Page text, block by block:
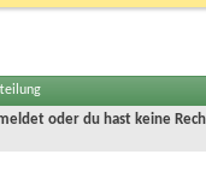
oder du hast keine